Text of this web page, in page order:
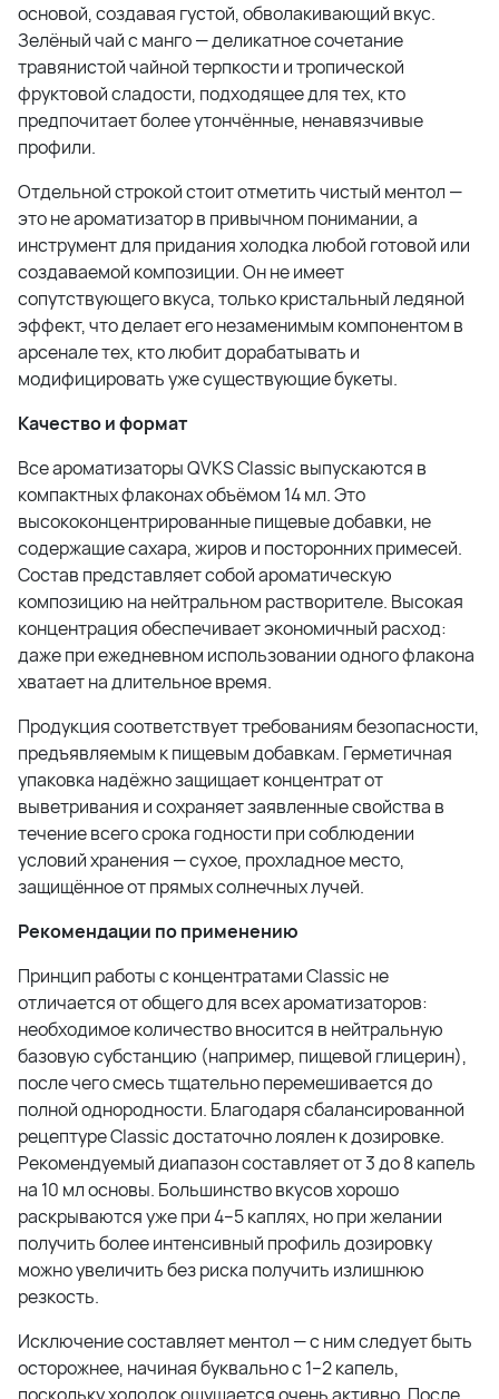
основой, создавая густой, обволакивающий вкус.
Зелёный чай с манго — деликатное сочетание
травянистой чайной терпкости и тропической
фруктовой сладости, подходящее для тех, кто
предпочитает более утончённые, ненавязчивые
профили.
Отдельной строкой стоит отметить чистый ментол —
это не ароматизатор в привычном понимании, а
инструмент для придания холодка любой готовой или
создаваемой композиции. Он не имеет
сопутствующего вкуса, только кристальный ледяной
эффект, что делает его незаменимым компонентом в
арсенале тех, кто любит дорабатывать и
модифицировать уже существующие букеты.
Качество и формат
Все ароматизаторы QVKS Classic выпускаются в
компактных флаконах объёмом 14 мл. Это
высококонцентрированные пищевые добавки, не
содержащие сахара, жиров и посторонних примесей.
Состав представляет собой ароматическую
композицию на нейтральном растворителе. Высокая
концентрация обеспечивает экономичный расход:
даже при ежедневном использовании одного флакона
хватает на длительное время.
Продукция соответствует требованиям безопасности,
предъявляемым к пищевым добавкам. Герметичная
упаковка надёжно защищает концентрат от
выветривания и сохраняет заявленные свойства в
течение всего срока годности при соблюдении
условий хранения — сухое, прохладное место,
защищённое от прямых солнечных лучей.
Рекомендации по применению
Принцип работы с концентратами Classic не
отличается от общего для всех ароматизаторов:
необходимое количество вносится в нейтральную
базовую субстанцию (например, пищевой глицерин),
после чего смесь тщательно перемешивается до
полной однородности. Благодаря сбалансированной
рецептуре Classic достаточно лоялен к дозировке.
Рекомендуемый диапазон составляет от 3 до 8 капель
на 10 мл основы. Большинство вкусов хорошо
раскрываются уже при 4–5 каплях, но при желании
получить более интенсивный профиль дозировку
можно увеличить без риска получить излишнюю
резкость.
Исключение составляет ментол — с ним следует быть
осторожнее, начиная буквально с 1–2 капель,